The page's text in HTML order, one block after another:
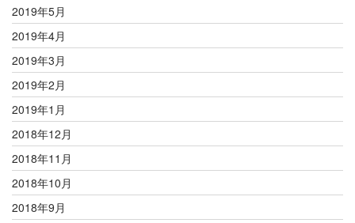
2019年5月
2019年4月
2019年3月
2019年2月
2019年1月
2018年12月
2018年11月
2018年10月
2018年9月